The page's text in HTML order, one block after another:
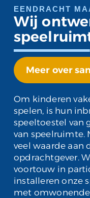
EENDRACHT
Wij
Meer over
Om kinderen
spelen, is hun
speeltoestel van
van speelruimte.
veel waarde aan
opdrachtgever.
voortouw in
installeren onze
met